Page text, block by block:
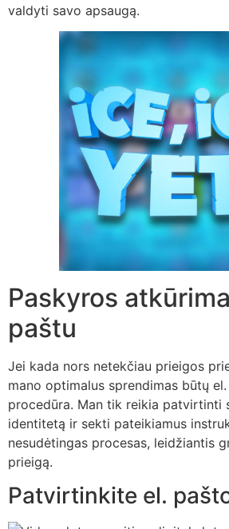
valdyti savo apsaugą.
Paskyros
paštu
Jei kada nors netekčiau prieigos
mano optimalus sprendimas būtų
procedūra. Man tik reikia patvirtinti
identitetą ir sekti pateikiamus
nesudėtingas procesas, leidžiantis
prieigą.
Patvirtinkite el.